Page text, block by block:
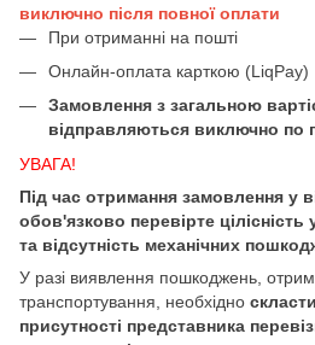
виключно після повної оплати
При отриманні на пошті
Онлайн-оплата карткою (LiqPay)
Замовлення з загальною
відправляються виключно по
УВАГА!
Під час отримання замовлення у
обов'язково перевірте цілісність
та відсутність механічних
У разі виявлення пошкоджень,
транспортування, необхідно
присутності представника